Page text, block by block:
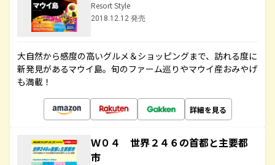
Resort Style
2018.12.12 発売
大自然から感度の高いグルメ＆ショッピングまで、訪れる度に
新発見があるマウイ島。旬のファーム巡りやマウイ産おみやげ
も満載！
詳細を見る
Ｗ０４ 世界２４６の首都と主要都
市